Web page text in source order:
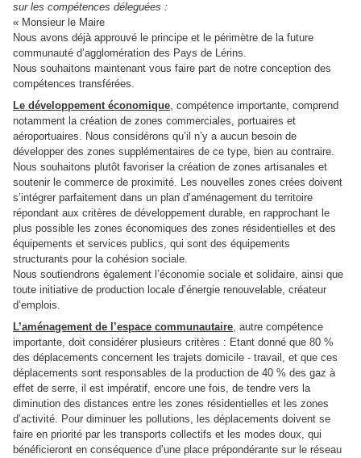
sur les compétences déleguées :
« Monsieur le Maire
Nous avons déjà approuvé le principe et le périmètre de la future
communauté d’agglomération des Pays de Lérins.
Nous souhaitons maintenant vous faire part de notre conception des
compétences transférées.
Le développement économique, compétence importante, comprend
notamment la création de zones commerciales, portuaires et
aéroportuaires. Nous considérons qu’il n’y a aucun besoin de
développer des zones supplémentaires de ce type, bien au contraire.
Nous souhaitons plutôt favoriser la création de zones artisanales et
soutenir le commerce de proximité. Les nouvelles zones crées doivent
s’intégrer parfaitement dans un plan d’aménagement du territoire
répondant aux critères de développement durable, en rapprochant le
plus possible les zones économiques des zones résidentielles et des
équipements et services publics, qui sont des équipements
structurants pour la cohésion sociale.
Nous soutiendrons également l’économie sociale et solidaire, ainsi que
toute initiative de production locale d’énergie renouvelable, créateur
d’emplois.
L’aménagement de l’espace communautaire, autre compétence
importante, doit considérer plusieurs critères : Etant donné que 80 %
des déplacements concernent les trajets domicile - travail, et que ces
déplacements sont responsables de la production de 40 % des gaz à
effet de serre, il est impératif, encore une fois, de tendre vers la
diminution des distances entre les zones résidentielles et les zones
d’activité. Pour diminuer les pollutions, les déplacements doivent se
faire en priorité par les transports collectifs et les modes doux, qui
bénéficieront en conséquence d’une place prépondérante sur le réseau